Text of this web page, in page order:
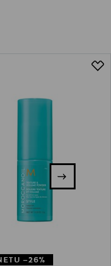
–26%